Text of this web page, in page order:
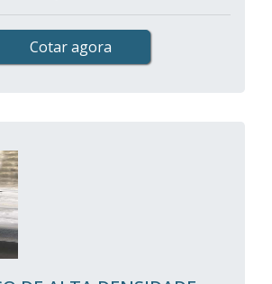
Cotar agora